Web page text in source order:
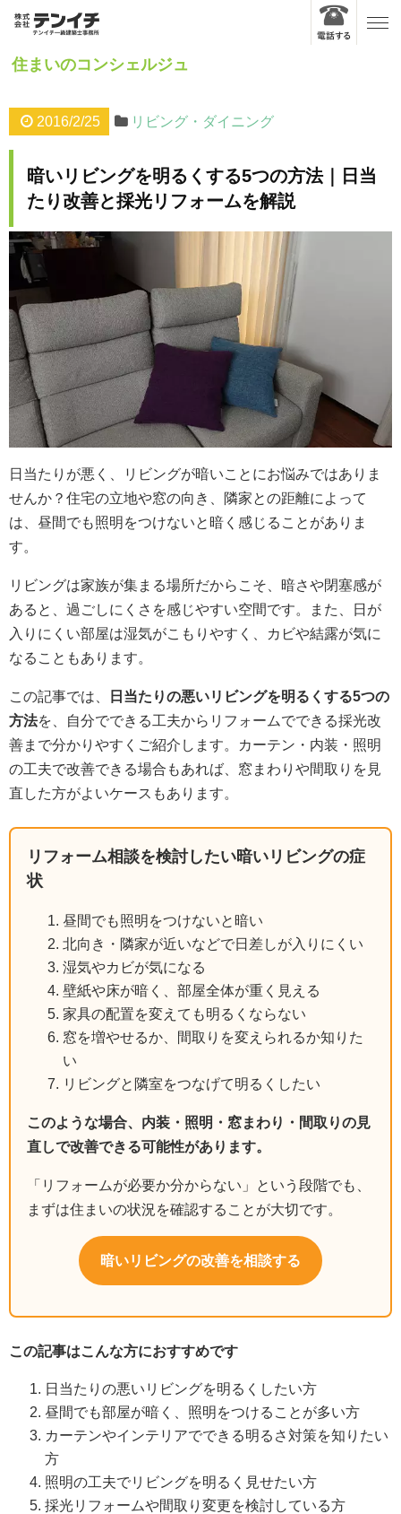
住まいのコンシェルジュ
2016/2/25 リビング・ダイニング
暗いリビングを明るくする5つの方法｜日当
たり改善と採光リフォームを解説
日当たりが悪く、リビングが暗いことにお悩みではありま
せんか？住宅の立地や窓の向き、隣家との距離によって
は、昼間でも照明をつけないと暗く感じることがありま
す。
リビングは家族が集まる場所だからこそ、暗さや閉塞感が
あると、過ごしにくさを感じやすい空間です。また、日が
入りにくい部屋は湿気がこもりやすく、カビや結露が気に
なることもあります。
この記事では、
日当たりの悪いリビングを明るくする5つの
方法を、自分でできる工夫からリフォームでできる採光改
善まで分かりやすくご紹介します。カーテン・内装・照明
の工夫で改善できる場合もあれば、窓まわりや間取りを見
直した方がよいケースもあります。
リフォーム相談を検討したい暗いリビングの症
状
昼間でも照明をつけないと暗い
北向き・隣家が近いなどで日差しが入りにくい
湿気やカビが気になる
壁紙や床が暗く、部屋全体が重く見える
家具の配置を変えても明るくならない
窓を増やせるか、間取りを変えられるか知りた
い
リビングと隣室をつなげて明るくしたい
このような場合、内装・照明・窓まわり・間取りの見
直しで改善できる可能性があります。
「リフォームが必要か分からない」という段階でも、
まずは住まいの状況を確認することが大切です。
暗いリビングの改善を相談する
この記事はこんな方におすすめです
日当たりの悪いリビングを明るくしたい方
昼間でも部屋が暗く、照明をつけることが多い方
カーテンやインテリアでできる明るさ対策を知りたい
方
照明の工夫でリビングを明るく見せたい方
採光リフォームや間取り変更を検討している方